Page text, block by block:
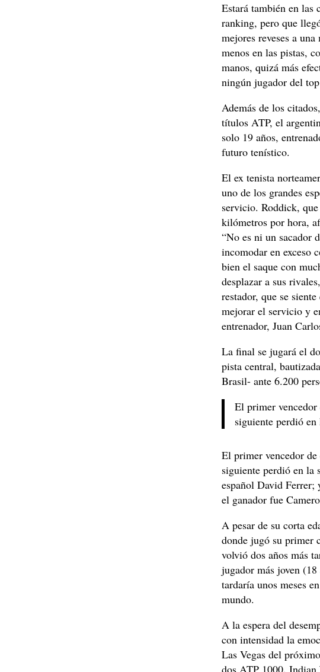
Estará también en las
ranking, pero que
mejores reveses a
menos en las pistas,
manos, quizá más
ningún jugador del
Además de los
títulos ATP, el
solo 19 años,
futuro tenístico.
El ex tenista
uno de los grandes
servicio. Roddick,
kilómetros por hora,
“No es ni un sacador
incomodar en exceso
bien el saque con
desplazar a sus
restador, que se
mejorar el servicio y
entrenador, Juan
La final se jugará el
pista central,
Brasil- ante 6.200
El primer
siguiente perdió
El primer vencedor
siguiente perdió en la
español David Ferrer;
el ganador fue
A pesar de su corta
donde jugó su primer
volvió dos años más
jugador más joven
tardaría unos meses
mundo.
A la espera del
con intensidad la
Las Vegas del
dos ATP 1000,